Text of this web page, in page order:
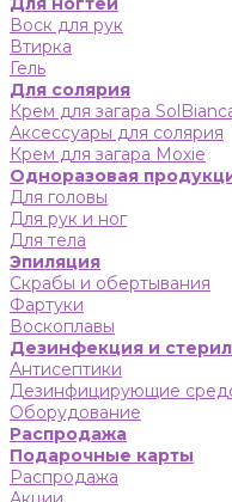
Воск для рук
Втирка
Гель
Для солярия
Крем для загара
Аксессуары для солярия
Крем для загара Moxie
Одноразовая
Для головы
Для рук и ног
Для тела
Эпиляция
Скрабы и обертывания
Фартуки
Воскоплавы
Дезинфекция и
Антисептики
Дезинфицирующие
Оборудование
Распродажа
Подарочные карты
Распродажа